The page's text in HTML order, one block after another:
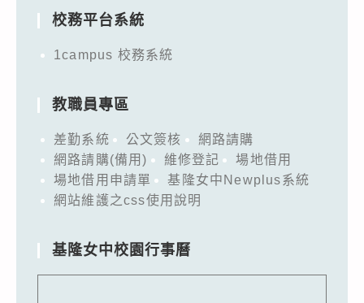
校務平台系統
1campus 校務系統
教職員專區
差勤系統 公文簽核
網路請購
網路請購(備用)
維修登記
場地借用
場地借用申請單
基隆女中Newplus系統
網站維護之css使用說明
基隆女中校園行事曆